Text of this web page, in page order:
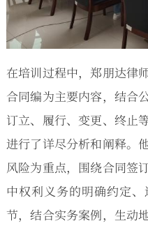
在培训过程中，郑朋达律
合同编为主要内容，结合
订立、履行、变更、终止
进行了详尽分析和阐释。
风险为重点，围绕合同签
中权利义务的明确约定
节，结合实务案例，生动